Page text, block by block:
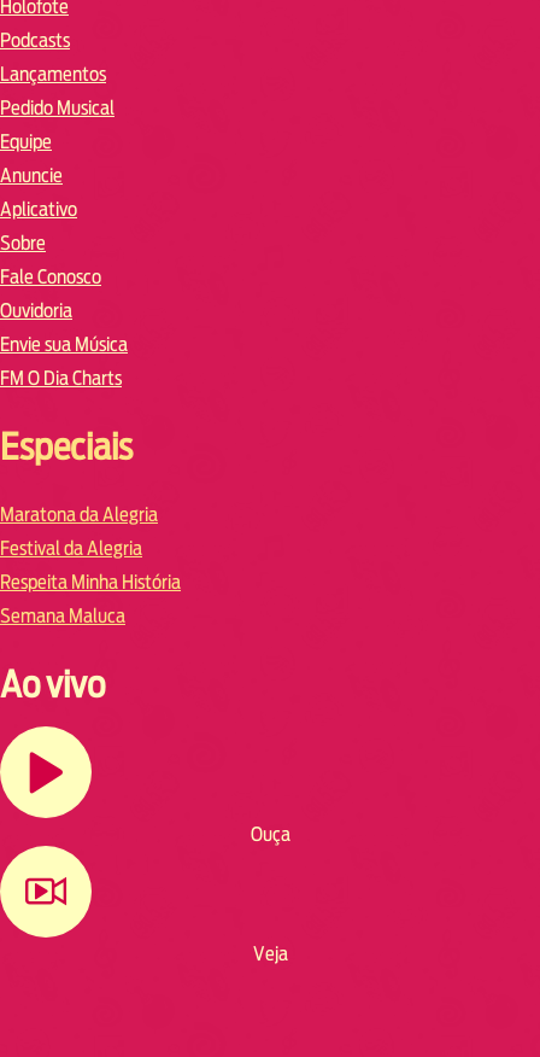
Holofote
Podcasts
Lançamentos
Pedido Musical
Equipe
Anuncie
Aplicativo
Sobre
Fale Conosco
Ouvidoria
Envie sua Música
FM O Dia Charts
Especiais
Maratona da Alegria
Festival da Alegria
Respeita Minha História
Semana Maluca
Ao vivo
Ouça
Veja